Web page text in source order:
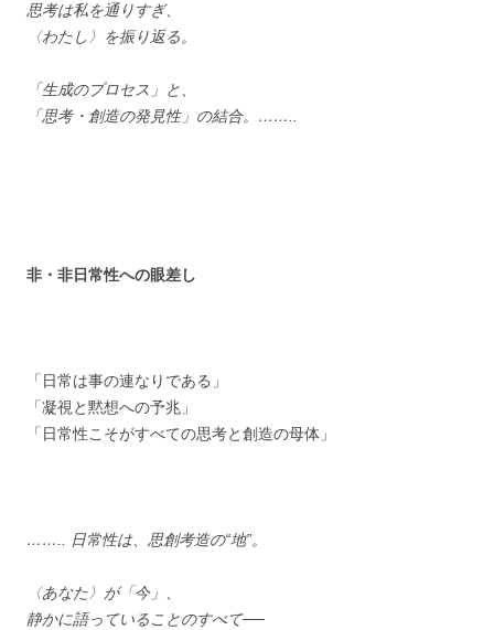
思考は私を通りすぎ、
〈わたし〉を振り返る。
「生成のプロセス」と、
「思考・創造の発見性」の結合。……..
非・非日常性への眼差し
「日常は事の連なりである」
「凝視と黙想への予兆」
「日常性こそがすべての思考と創造の母体」
…….. 日常性は、思創考造の“地”。
〈あなた〉が「今」、
静かに語っていることのすべて──